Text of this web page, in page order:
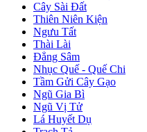
Cây Sài Đất
Thiên Niên Kiện
Ngưu Tất
Thài Lài
Đẳng Sâm
Nhục Quế - Quế Chi
Tầm Gửi Cây Gạo
Ngũ Gia Bì
Ngũ Vị Tử
Lá Huyết Dụ